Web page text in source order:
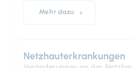
Mehr dazu
Netzhauterkrankungen